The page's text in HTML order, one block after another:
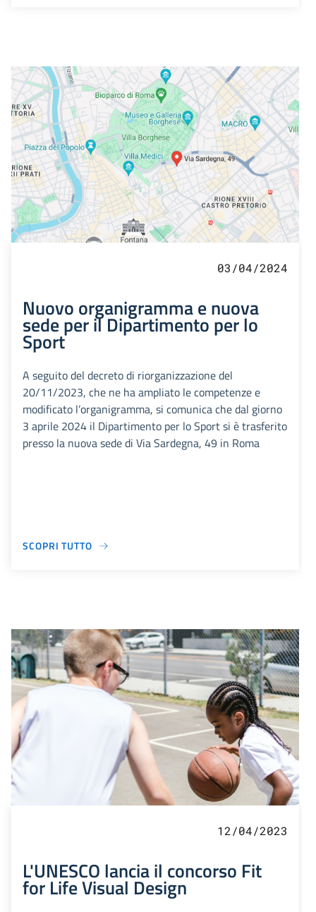
03/04/2024
Nuovo organigramma e nuova
sede per il Dipartimento per lo
Sport
A seguito del decreto di riorganizzazione del
20/11/2023, che ne ha ampliato le competenze e
modificato l’organigramma, si comunica che dal giorno
3 aprile 2024 il Dipartimento per lo Sport si è trasferito
presso la nuova sede di Via Sardegna, 49 in Roma
SCOPRI TUTTO
12/04/2023
L'UNESCO lancia il concorso Fit
for Life Visual Design